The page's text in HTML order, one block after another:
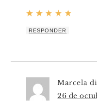
RESPONDER
Marcela
26 de